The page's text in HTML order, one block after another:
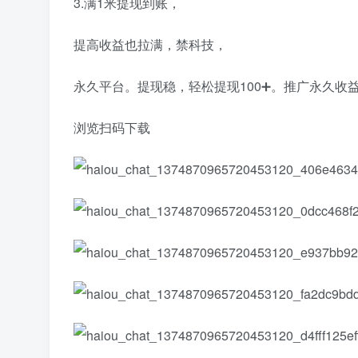
提高收益也拉满，禁科技，
永久平台。提现稳，轻松提现100➕。推广永久收
浏览扫码下载